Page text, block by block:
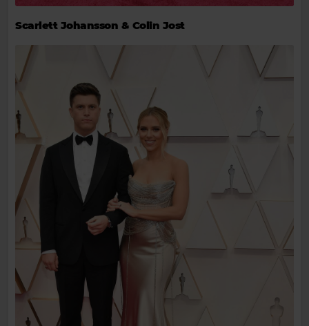
Scarlett Johansson & Colin Jost